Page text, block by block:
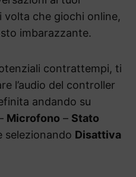
che giochi online,
imbarazzante.
contrattempi, ti
l’audio del controller
andando su
Microfono – Stato
selezionando Disattiva